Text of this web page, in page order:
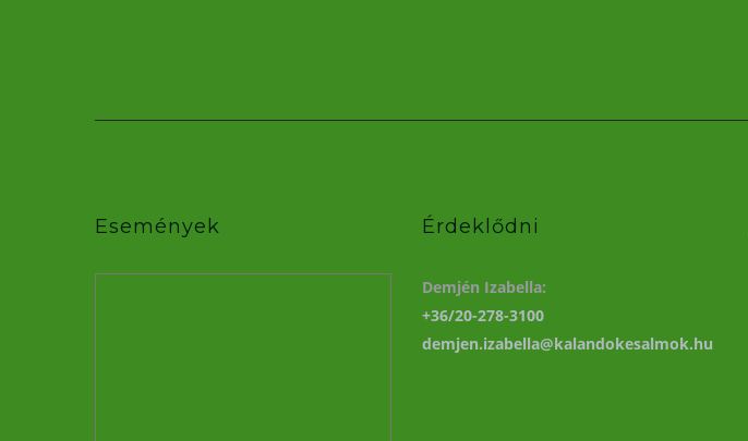
Események Érdeklődni
Demjén Izabella:
+36/20-278-3100
demjen.izabella@kalandokesalmok.hu